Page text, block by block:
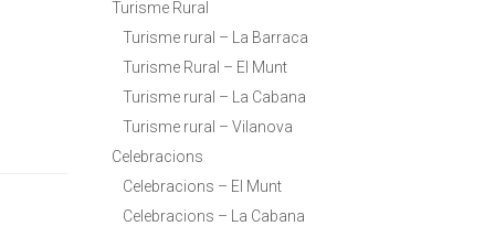
Turisme Rural
Turisme rural – La Barraca
Turisme Rural – El Munt
Turisme rural – La Cabana
Turisme rural – Vilanova
Celebracions
Celebracions – El Munt
Celebracions – La Cabana